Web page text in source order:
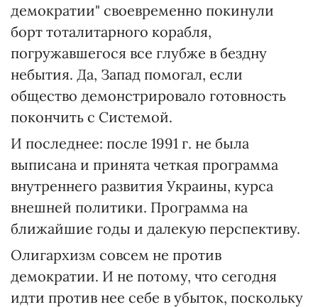
демократии" своевременно покинули
борт тоталитарного корабля,
погружавшегося все глубже в бездну
небытия. Да, Запад помогал, если
общество демонстрировало готовность
покончить с Системой.
И последнее: после 1991 г. не была
выписана и принята четкая программа
внутреннего развития Украины, курса
внешней политики. Программа на
ближайшие годы и далекую перспективу.
Олигархизм совсем не против
демократии. И не потому, что сегодня
идти против нее себе в убыток, поскольку